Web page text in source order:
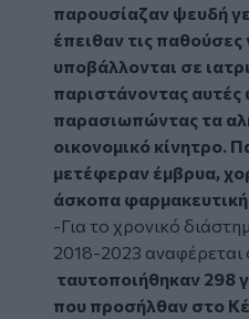
παρουσίαζαν ψευδή
έπειθαν τις
υποβάλλονται σε
παριστάνοντας αυτές
παρασιωπώντας τα
οικονομικό κίνητρο.
μετέφεραν έμβρυα,
άσκοπα
-Για το χρονικό
2018-2023 αναφέρεται
ταυτοποιήθηκαν 298
που προσήλθαν στο